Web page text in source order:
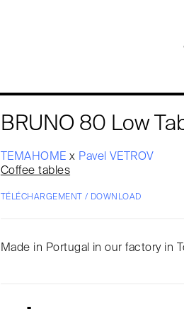
BRUNO 80 Low
TEMAHOMEx Pavel VETROV
Coffee tables
TÉLÉCHARGEMENT / DOWNLOAD
Made in Portugal in our factory in